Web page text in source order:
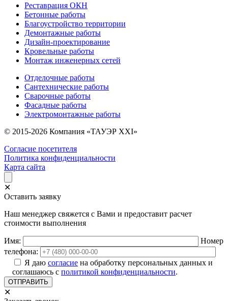
Реставрация ОКН
Бетонные работы
Благоустройство территории
Демонтажные работы
Дизайн-проектирование
Кровельные работы
Монтаж инженерных сетей
Отделочные работы
Сантехнические работы
Сварочные работы
Фасадные работы
Электромонтажные работы
© 2015-2026 Компания «ТАУЭР XXI»
Согласие посетителя
Политика конфиденциальности
Карта сайта
✕
Оставить заявку
Наш менеджер свяжется с Вами и предоставит расчет
стоимости выполнения
Имя:
Номер
телефона:
Я даю согласие на обработку персональных данных и
соглашаюсь с политикой конфиденциальности.
✕